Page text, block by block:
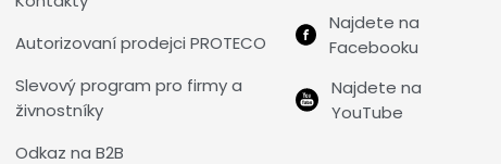
Autorizovaní prodejci PROTECO
Slevový program pro firmy a
živnostníky
Odkaz na B2B
Najdete na
Facebooku
Najdete na
YouTube